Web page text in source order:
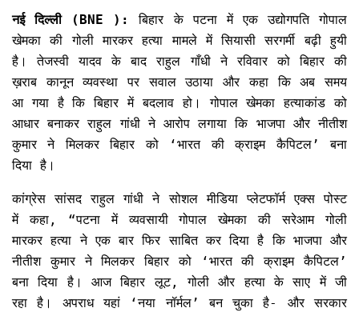
नई दिल्ली (BNE ):
बिहार के पटना में एक उद्योगपति गोपाल
खेमका की गोली मारकर हत्या मामले में सियासी सरगर्मी बढ़ी हुयी
है। तेजस्वी यादव के बाद राहुल गाँधी ने रविवार को बिहार की
ख़राब कानून व्यवस्था पर सवाल उठाया और कहा कि अब समय
आ गया है कि बिहार में बदलाव हो। गोपाल खेमका हत्याकांड को
आधार बनाकर राहुल गांधी ने आरोप लगाया कि भाजपा और नीतीश
कुमार ने मिलकर बिहार को ‘भारत की क्राइम कैपिटल’ बना
दिया है।
कांग्रेस सांसद राहुल गांधी ने सोशल मीडिया प्लेटफॉर्म एक्स पोस्ट
में कहा, “पटना में व्यवसायी गोपाल खेमका की सरेआम गोली
मारकर हत्या ने एक बार फिर साबित कर दिया है कि भाजपा और
नीतीश कुमार ने मिलकर बिहार को ‘भारत की क्राइम कैपिटल’
बना दिया है। आज बिहार लूट, गोली और हत्या के साए में जी
रहा है। अपराध यहां ‘नया नॉर्मल’ बन चुका है- और सरकार